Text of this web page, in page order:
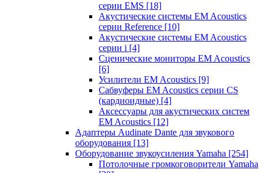
серии EMS [18]
Акустические системы EM Acoustics
серии Reference [10]
Акустические системы EM Acoustics
серии i [4]
Сценические мониторы EM Acoustics
[6]
Усилители EM Acoustics [9]
Сабвуферы EM Acoustics серии CS
(кардиоидные) [4]
Аксессуары для акустических систем
EM Acoustics [12]
Адаптеры Audinate Dante для звукового
оборудования [13]
Оборудование звукоусиления Yamaha [254]
Потолочные громкоговорители Yamaha